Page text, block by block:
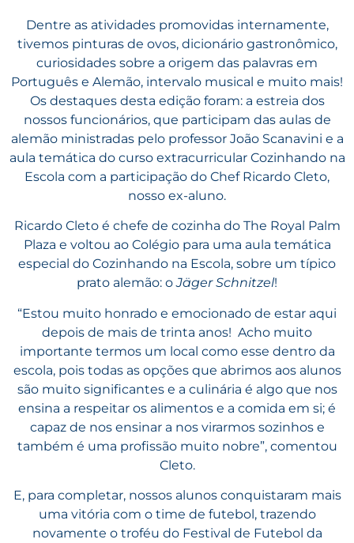
Dentre as atividades promovidas internamente,
tivemos pinturas de ovos, dicionário gastronômico,
curiosidades sobre a origem das palavras em
Português e Alemão, intervalo musical e muito mais!
Os destaques desta edição foram: a estreia dos
nossos funcionários, que participam das aulas de
alemão ministradas pelo professor João Scanavini e a
aula temática do curso extracurricular Cozinhando na
Escola com a participação do Chef Ricardo Cleto,
nosso ex-aluno.
Ricardo Cleto é chefe de cozinha do The Royal Palm
Plaza e voltou ao Colégio para uma aula temática
especial do Cozinhando na Escola, sobre um típico
prato alemão: oJäger Schnitzel!
“Estou muito honrado e emocionado de estar aqui
depois de mais de trinta anos! Acho muito
importante termos um local como esse dentro da
escola, pois todas as opções que abrimos aos alunos
são muito significantes e a culinária é algo que nos
ensina a respeitar os alimentos e a comida em si; é
capaz de nos ensinar a nos virarmos sozinhos e
também é uma profissão muito nobre”, comentou
Cleto.
E, para completar, nossos alunos conquistaram mais
uma vitória com o time de futebol, trazendo
novamente o troféu do Festival de Futebol da